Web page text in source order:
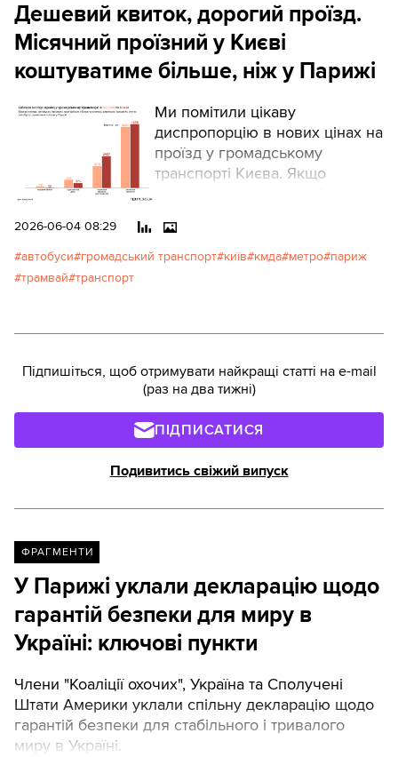
Дешевий квиток, дорогий проїзд.
Місячний проїзний у Києві
коштуватиме більше, ніж у Парижі
Ми помітили цікаву
диспропорцію в нових цінах на
проїзд у громадському
транспорті Києва. Якщо
низька ціна разового проїзду в
Києві й дуже висока ціна
липня коштуватиме 30 грн,
середньому 118 грн. А от ціни
на проїзні майже однакові. Та
якщо подивитися на вартість
одного кілометра проїзду, то
дорожчим.
2026-06-04 08:29
автобуси громадський транспорт київ кмда метро париж
трамвай транспорт
Підпишіться, щоб отримувати найкращі статті на e-mail
(раз на два тижні)
ПІДПИСАТИСЯ
Подивитись свіжий випуск
ФРАГМЕНТИ
У Парижі уклали декларацію щодо
гарантій безпеки для миру в
Україні: ключові пункти
Члени "Коаліції охочих", Україна та Сполучені
Штати Америки уклали спільну декларацію щодо
гарантій безпеки для стабільного і тривалого
миру в Україні.